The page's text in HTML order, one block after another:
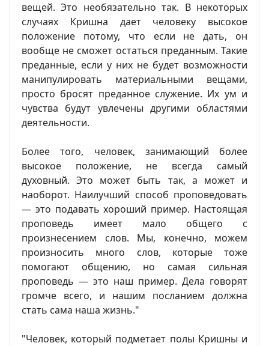
вещей. Это необязательно так. В некоторых
случаях Кришна дает человеку высокое
положение потому, что если не дать, он
вообще не сможет остаться преданным. Такие
преданные, если у них не будет возможности
манипулировать материальными вещами,
просто бросят преданное служение. Их ум и
чувства будут увлечены другими областями
деятельности.
Более того, человек, занимающий более
высокое положение, не всегда самый
духовный. Это может быть так, а может и
наоборот. Наилучший способ проповедовать
— это подавать хороший пример. Настоящая
проповедь имеет мало общего с
произнесением слов. Мы, конечно, можем
произносить много слов, которые тоже
помогают общению, но самая сильная
проповедь — это наш пример. Дела говорят
громче всего, и нашим посланием должна
стать сама наша жизнь."
"Человек, который подметает полы Кришны и